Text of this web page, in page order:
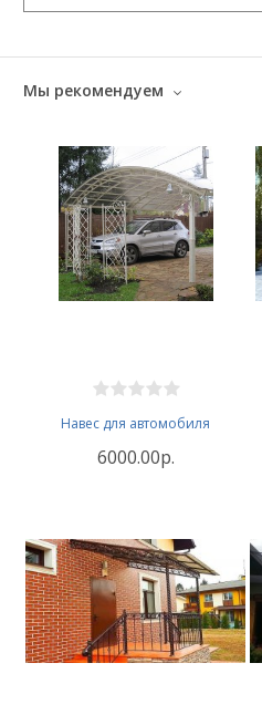
Мы рекомендуем
Навес для автомобиля
6000.00р.